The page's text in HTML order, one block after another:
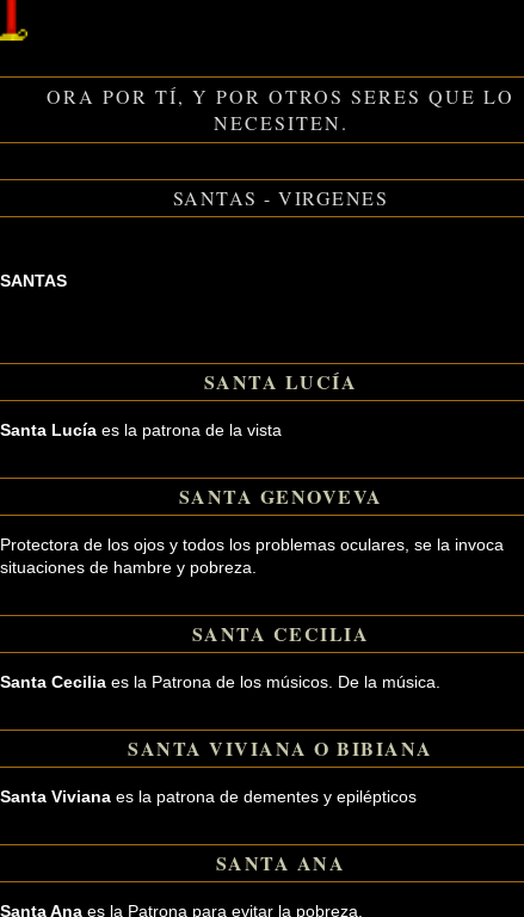
ORA POR TÍ, Y POR OTROS SERES QUE LO
NECESITEN.
SANTAS - VIRGENES
SANTAS
SANTA LUCÍA
Santa Lucía es la patrona de la vista
SANTA GENOVEVA
Protectora de los ojos y todos los problemas oculares, se la invoca
situaciones de hambre y pobreza.
SANTA CECILIA
Santa Cecilia es la Patrona de los músicos. De la música.
SANTA VIVIANA O BIBIANA
Santa Viviana es la patrona de dementes y epilépticos
SANTA ANA
Santa Ana es la Patrona para evitar la pobreza.